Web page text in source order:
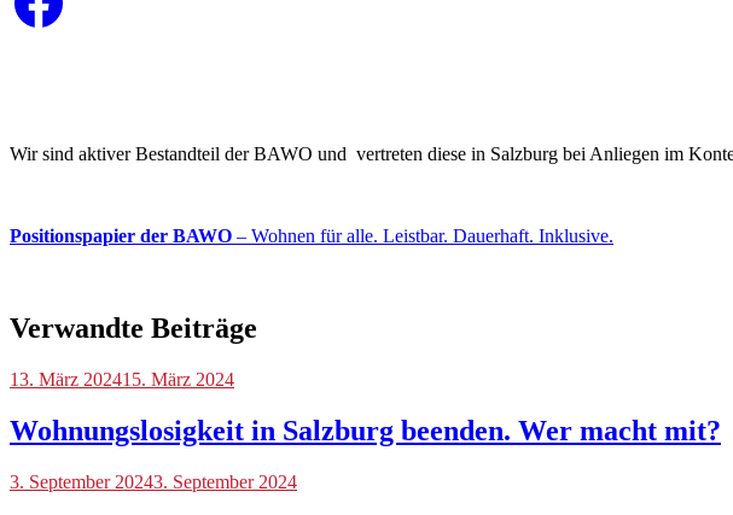
Wir sind aktiver Bestandteil der BAWO und vertreten diese in Salzburg bei Anliegen im
Positionspapier der BAWO – Wohnen für alle. Leistbar. Dauerhaft. Inklusive.
Verwandte Beiträge
Blog,
13. März 202415. März 2024
Wohnungslosigkeit in Salzburg beenden. Wer macht mit?
Blog
3. September 20243. September 2024